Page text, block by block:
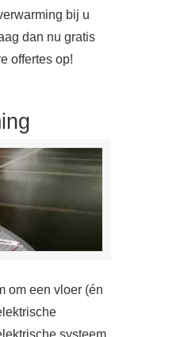
bij u
dan nu gratis
offertes op!
om een vloer (én